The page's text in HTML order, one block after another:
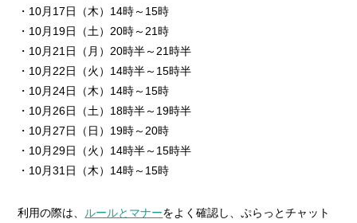
・10月17日（木）14時～15時
・10月19日（土）20時～21時
・10月21日（月）20時半～21時半
・10月22日（火）14時半～15時半
・10月24日（木）14時～15時
・10月26日（土）18時半～19時半
・10月27日（日）19時～20時
・10月29日（火）14時半～15時半
・10月31日（木）14時～15時
利用の際は、 ルールとマナーをよく確認し、ぷらっとチャット